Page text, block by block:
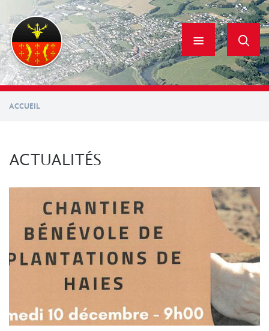
contenu
principal
ACCUEIL
ACTUALITÉS